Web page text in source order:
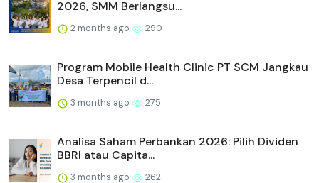
2026, SMM Berlangsu...
2 months ago 290
Program Mobile Health Clinic PT SCM Jangkau
Desa Terpencil d...
3 months ago 275
Analisa Saham Perbankan 2026: Pilih Dividen
BBRI atau Capita...
3 months ago 262